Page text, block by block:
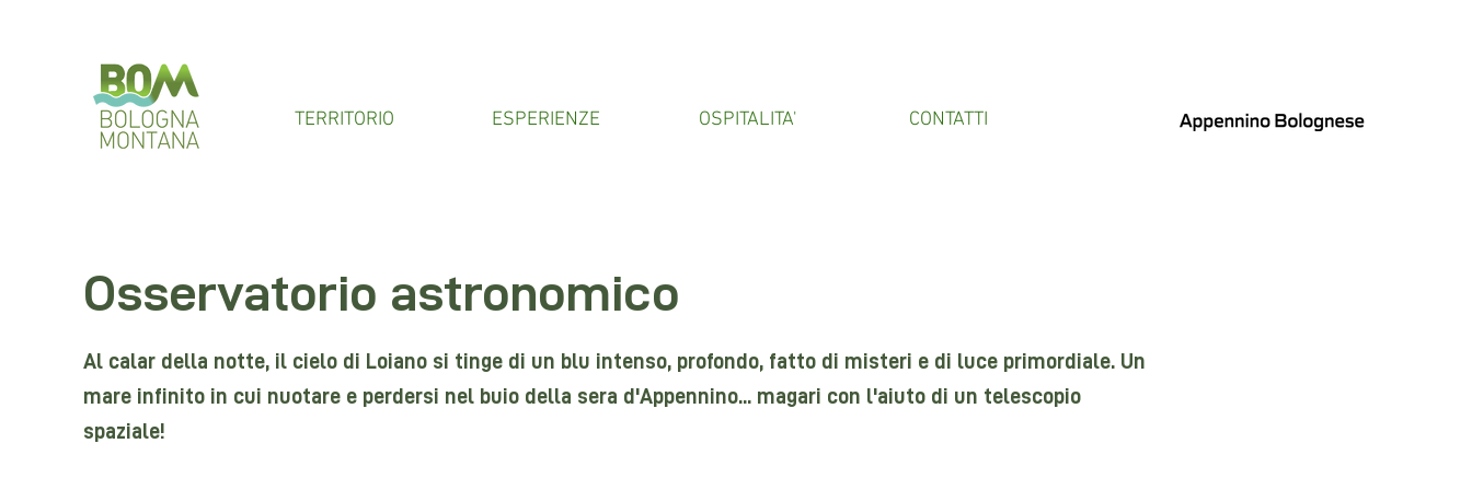
TERRITORIO ESPERIENZE OSPITALITA' CONTATTI
Osservatorio astronomico
Al calar della notte, il cielo di Loiano si tinge di un blu intenso, profondo, fatto di misteri e di luce primordiale. Un
mare infinito in cui nuotare e perdersi nel buio della sera d'Appennino... magari con l'aiuto di un telescopio
spaziale!